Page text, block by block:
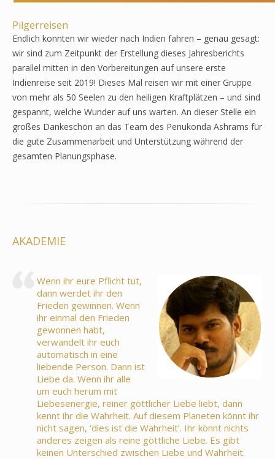
Pilgerreisen
Endlich konnten wir wieder nach Indien fahren – genau gesagt:
wir sind zum Zeitpunkt der Erstellung dieses Jahresberichts
parallel mitten in den Vorbereitungen auf unsere erste
Indienreise seit 2019! Dieses Mal reisen wir mit einer Gruppe
von mehr als 50 Seelen zu den heiligen Kraftplätzen – und sind
gespannt, welche Wunder auf uns warten. An dieser Stelle ein
großes Dankeschön an das Team des Penukonda Ashrams für
die gute Zusammenarbeit und Unterstützung während der
gesamten Planungsphase.
AKADEMIE
Wenn ihr eure Pflicht tut,
dann werdet ihr den
Frieden gewinnen. Wenn
ihr einmal den Frieden
gewonnen habt,
verwandelt ihr euch
automatisch in eine
liebende Person. Dann ist
Liebe da. Wenn ihr alle
um euch herum mit
Liebesenergie, reiner göttlicher Liebe liebt, dann
kennt ihr die Wahrheit. Auf diesem Planeten könnt ihr
nicht sagen, ‘dies ist die Wahrheit’. Ihr könnt nichts
anderes zeigen als reine göttliche Liebe. Es gibt
keinen Unterschied zwischen Liebe und Wahrheit.